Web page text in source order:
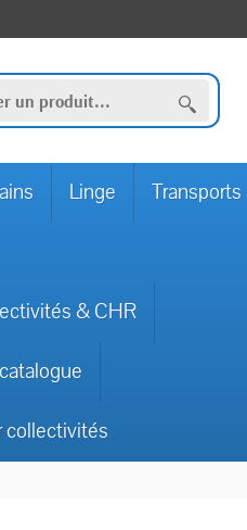
Linge Transports
& CHR
collectivités